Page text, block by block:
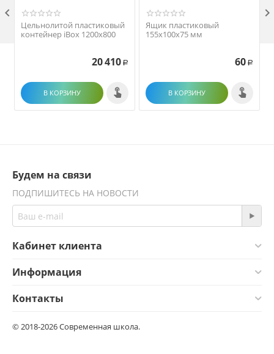
Цельнолитой пластиковый
контейнер iBox 1200х800
20 410 Р
В КОРЗИНУ
Ящик пластиковый
155х100х75 мм
60 Р
В КОРЗИНУ
 
Будем на связи
ПОДПИШИТЕСЬ НА НОВОСТИ
Кабинет клиента
Информация
Контакты
© 2018-2026 Современная школа.